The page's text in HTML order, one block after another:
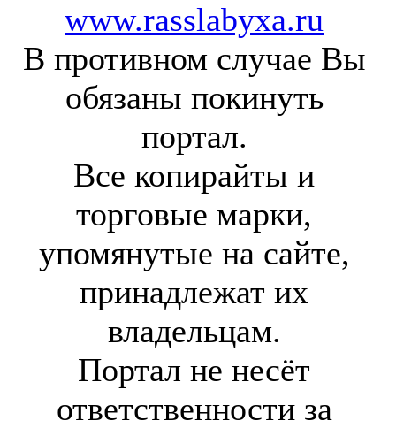
www.rasslabyxa.ru
В противном случае Вы
обязаны покинуть
портал.
Все копирайты и
торговые марки,
упомянутые на сайте,
принадлежат их
владельцам.
Портал не несёт
ответственности за